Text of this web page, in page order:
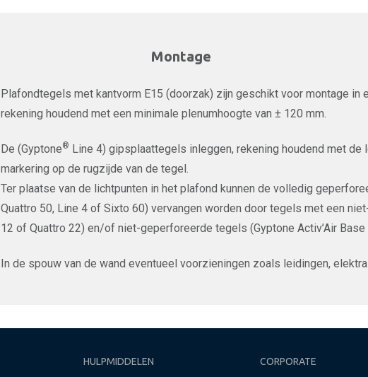
Montage
Plafondtegels met kantvorm E15 (doorzak) zijn geschikt voor montage in
rekening houdend met een minimale plenumhoogte van ± 120 mm.
De (Gyptone® Line 4) gipsplaattegels inleggen, rekening houdend met
markering op de rugzijde van de tegel.
Ter plaatse van de lichtpunten in het plafond kunnen de volledig
Quattro 50, Line 4 of Sixto 60) vervangen worden door tegels met een
12 of Quattro 22) en/of niet-geperforeerde tegels (Gyptone Activ’Air
In de spouw van de wand eventueel voorzieningen zoals leidingen,
HULPMIDDELEN CORPORATE